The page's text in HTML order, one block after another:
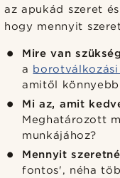
az apukád szeret
hogy mennyit
Mire van
a
amitől
Mi az, amit
Meghatározott
munkájához?
Mennyit
fontos', néha